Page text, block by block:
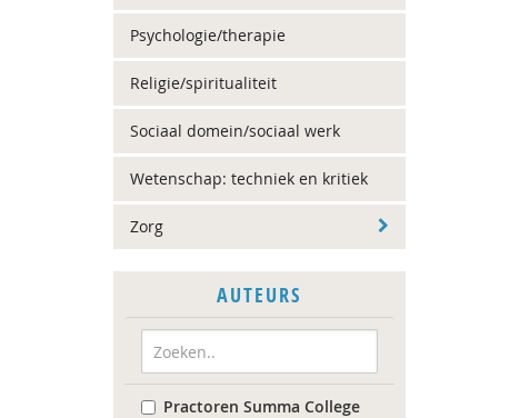
Psychologie/therapie
Religie/spiritualiteit
Sociaal domein/sociaal werk
Wetenschap: techniek en kritiek
Zorg
AUTEURS
Practoren Summa College